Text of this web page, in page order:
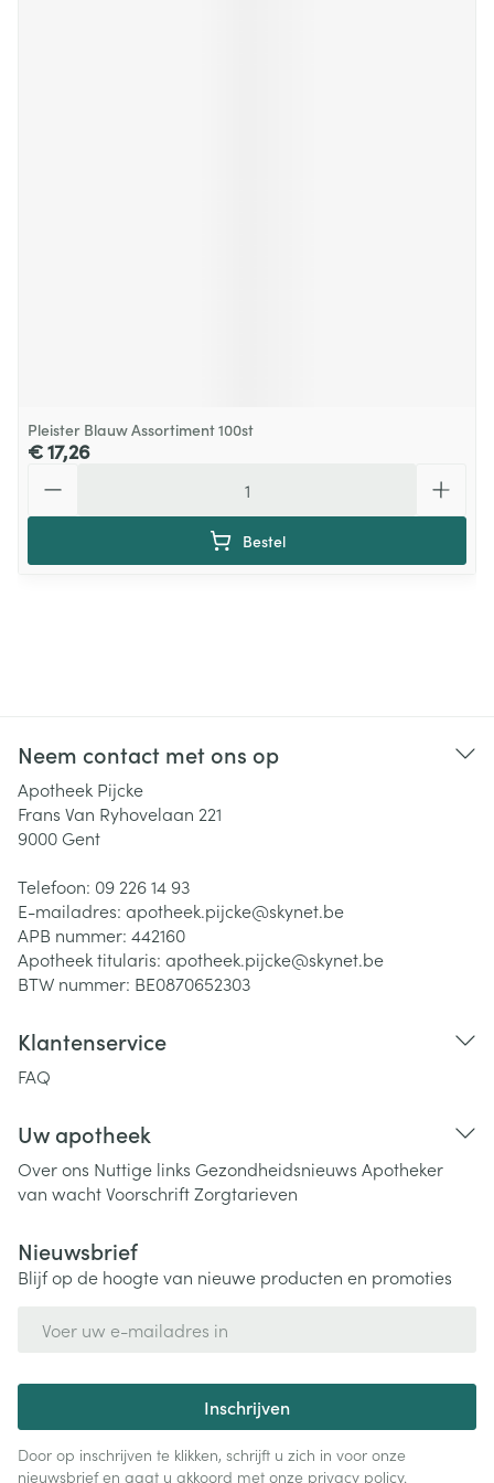
Pleister Blauw Assortiment 100st
€ 17,26
Bestel
Neem contact met ons op
Apotheek Pijcke
Frans Van Ryhovelaan 221
9000 Gent
Telefoon: 09 226 14 93
E-mailadres: apotheek.pijcke@skynet.be
APB nummer: 442160
Apotheek titularis: apotheek.pijcke@skynet.be
BTW nummer: BE0870652303
Klantenservice
FAQ
Uw apotheek
Over ons Nuttige links Gezondheidsnieuws Apotheker
van wachtVoorschriftZorgtarieven
Nieuwsbrief
Blijf op de hoogte van nieuwe producten en promoties
Inschrijven
Door op inschrijven te klikken, schrijft u zich in voor onze
nieuwsbrief en gaat u akkoord met onze privacy policy.